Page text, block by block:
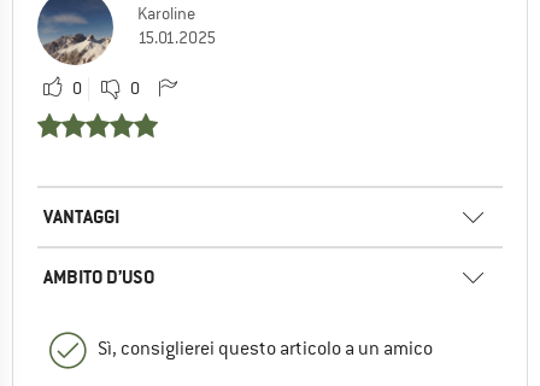
Karoline
15.01.2025
0 0
VANTAGGI
AMBITO D’USO
Sì, consiglierei questo articolo a un amico